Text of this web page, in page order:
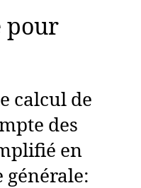
pour
calcul de
des
en
générale: